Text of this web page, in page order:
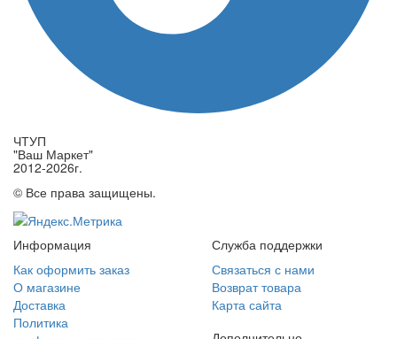
ЧТУП
"Ваш Маркет"
2012-2026г.
© Все права защищены.
Информация
Как оформить заказ
О магазине
Доставка
Политика
Служба поддержки
Связаться с нами
Возврат товара
Карта сайта